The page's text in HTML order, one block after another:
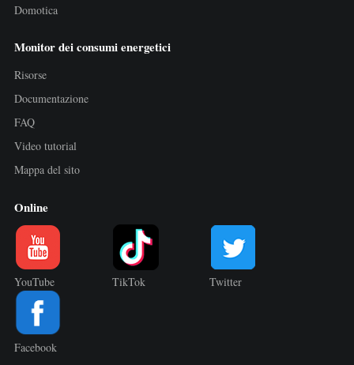
Domotica
Monitor dei consumi energetici
Risorse
Documentazione
FAQ
Video tutorial
Mappa del sito
Online
YouTube TikTok Twitter
Facebook